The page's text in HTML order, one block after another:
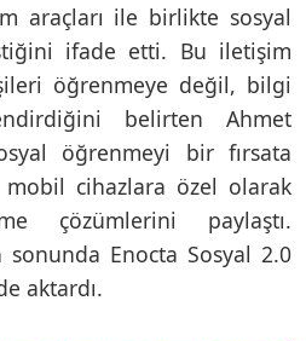
araçları ile birlikte sosyal
ifade etti. Bu iletişim
öğrenmeye değil, bilgi
belirten Ahmet
öğrenmeyi bir fırsata
cihazlara özel olarak
çözümlerini paylaştı.
sonunda Enocta Sosyal 2.0
aktardı.